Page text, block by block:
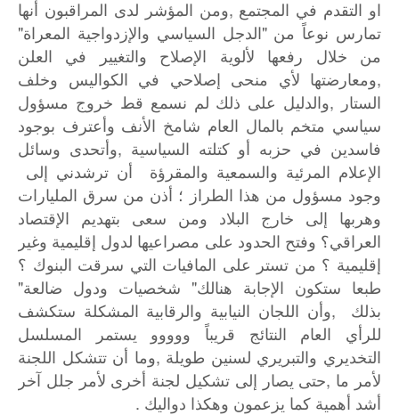
او التقدم في المجتمع ,ومن المؤشر لدى المراقبون أنها
تمارس نوعاً من "الدجل السياسي والإزدواجية المعراة"
من خلال رفعها لألوية الإصلاح والتغيير في العلن
,ومعارضتها لأي منحى إصلاحي في الكواليس وخلف
الستار ,والدليل على ذلك لم نسمع قط خروج مسؤول
سياسي متخم بالمال العام شامخ الأنف وأعترف بوجود
فاسدين في حزبه أو كتلته السياسية ,وأتحدى وسائل
الإعلام المرئية والسمعية والمقرؤة أن ترشدني إلى
وجود مسؤول من هذا الطراز ؛ أذن من سرق المليارات
وهربها إلى خارج البلاد ومن سعى بتهديم الإقتصاد
العراقي؟ وفتح الحدود على مصراعيها لدول إقليمية وغير
إقليمية ؟ من تستر على المافيات التي سرقت البنوك ؟
طبعا ستكون الإجابة هنالك" شخصيات ودول ضالعة"
بذلك ,وأن اللجان النيابية والرقابية المشكلة ستكشف
للرأي العام النتائج قريباً ووووو يستمر المسلسل
التخديري والتبريري لسنين طويلة ,وما أن تتشكل اللجنة
لأمر ما ,حتى يصار إلى تشكيل لجنة أخرى لأمر جلل آخر
أشد أهمية كما يزعمون وهكذا دواليك .